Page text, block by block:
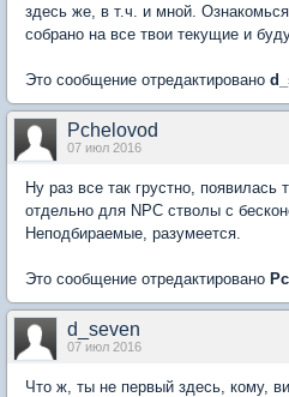
здесь же, в т.ч. и мной.
собрано на все твои текущие и
Это сообщение отредактировано
Pchelovod
07 июл 2016
Ну раз все так грустно, появилась
отдельно для NPC стволы с
Неподбираемые, разумеется.
Это сообщение отредактировано
d_seven
07 июл 2016
Что ж, ты не первый здесь, кому,